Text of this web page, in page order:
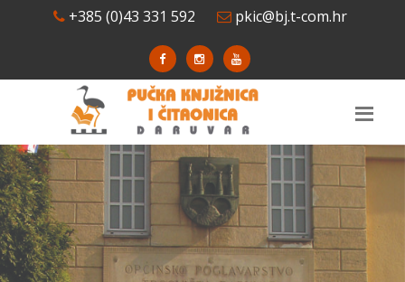
+385 (0)43 331 592 pkic@bj.t-com.hr